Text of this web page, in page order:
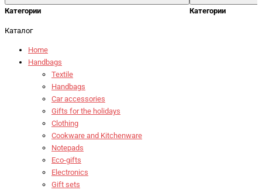
Категории Категории
Каталог
Home
Handbags
Textile
Handbags
Car accessories
Gifts for the holidays
Clothing
Cookware and Kitchenware
Notepads
Eco-gifts
Electronics
Gift sets